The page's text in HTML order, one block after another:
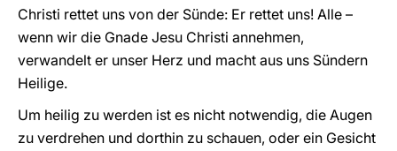
Christi rettet uns von der Sünde: Er rettet uns! Alle –
wenn wir die Gnade Jesu Christi annehmen,
verwandelt er unser Herz und macht aus uns Sündern
Heilige.
Um heilig zu werden ist es nicht notwendig, die Augen
zu verdrehen und dorthin zu schauen, oder ein Gesicht